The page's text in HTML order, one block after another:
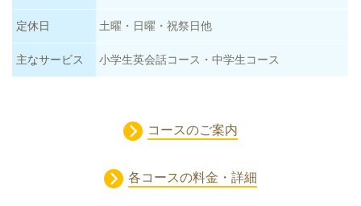
定休日 土曜・日曜・祝祭日他
主なサービス 小学生英会話コース・中学生コース
コースのご案内
各コースの料金・詳細